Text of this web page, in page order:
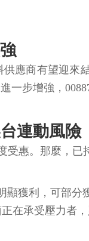
應商有望迎來
一步增強，
連動風險
惠。那麼，已
顯獲利，可部
在承受壓力者